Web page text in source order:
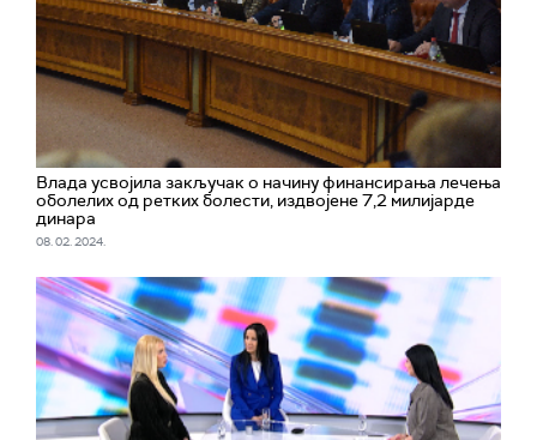
Влада усвојила закључак о начину финансирања лечења
оболелих од ретких болести, издвојене 7,2 милијарде
динара
08. 02. 2024.